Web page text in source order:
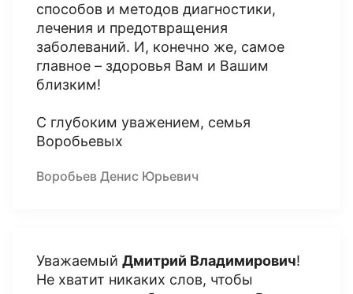
способов и методов диагностики,
лечения и предотвращения
заболеваний. И, конечно же, самое
главное – здоровья Вам и Вашим
близким!
С глубоким уважением, семья
Воробьевых
Воробьев Денис Юрьевич
Уважаемый Дмитрий Владимирович!
Не хватит никаких слов, чтобы